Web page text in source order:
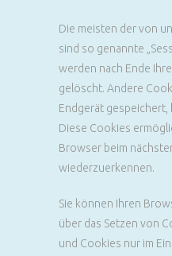
Die meisten der von
sind so genannte
werden nach Ende
gelöscht. Andere
Endgerät gespeichert,
Diese Cookies
Browser beim
wiederzuerkennen.
Sie können Ihren
über das Setzen von
und Cookies nur im